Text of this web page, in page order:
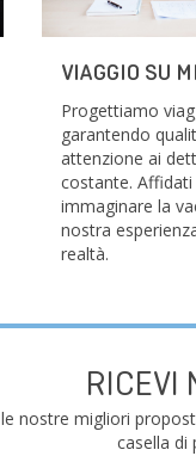
VIAGGIO SU
Progettiamo
garantendo
attenzione ai
costante.
immaginare la
nostra
realtà.
RICEVI
le nostre migliori
casella di